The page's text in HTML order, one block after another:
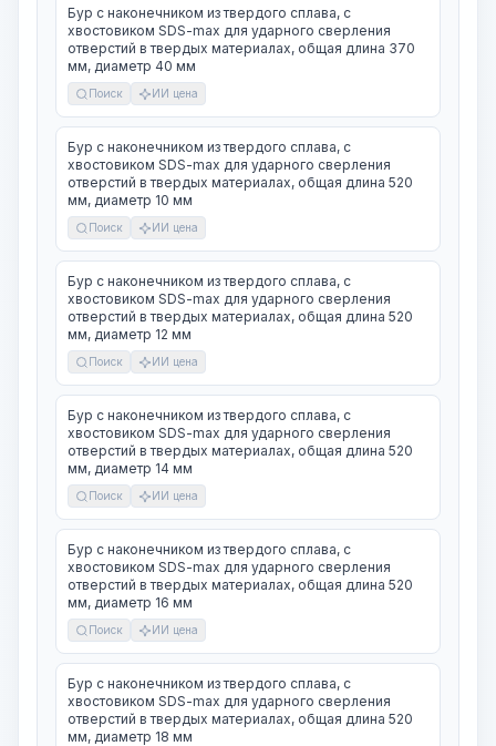
Бур с наконечником из твердого сплава, с
хвостовиком SDS-max для ударного сверления
отверстий в твердых материалах, общая длина 370
мм, диаметр 40 мм
Поиск ИИ цена
Бур с наконечником из твердого сплава, с
хвостовиком SDS-max для ударного сверления
отверстий в твердых материалах, общая длина 520
мм, диаметр 10 мм
Поиск ИИ цена
Бур с наконечником из твердого сплава, с
хвостовиком SDS-max для ударного сверления
отверстий в твердых материалах, общая длина 520
мм, диаметр 12 мм
Поиск ИИ цена
Бур с наконечником из твердого сплава, с
хвостовиком SDS-max для ударного сверления
отверстий в твердых материалах, общая длина 520
мм, диаметр 14 мм
Поиск ИИ цена
Бур с наконечником из твердого сплава, с
хвостовиком SDS-max для ударного сверления
отверстий в твердых материалах, общая длина 520
мм, диаметр 16 мм
Поиск ИИ цена
Бур с наконечником из твердого сплава, с
хвостовиком SDS-max для ударного сверления
отверстий в твердых материалах, общая длина 520
мм, диаметр 18 мм